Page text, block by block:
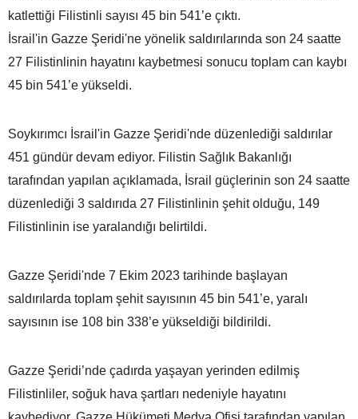
katlettiği Filistinli sayısı 45 bin 541’e çıktı.
İsrail'in Gazze Şeridi'ne yönelik saldırılarında son 24 saatte
27 Filistinlinin hayatını kaybetmesi sonucu toplam can kaybı
45 bin 541’e yükseldi.
Soykırımcı İsrail'in Gazze Şeridi'nde düzenlediği saldırılar
451 gündür devam ediyor. Filistin Sağlık Bakanlığı
tarafından yapılan açıklamada, İsrail güçlerinin son 24 saatte
düzenlediği 3 saldırıda 27 Filistinlinin şehit olduğu, 149
Filistinlinin ise yaralandığı belirtildi.
Gazze Şeridi'nde 7 Ekim 2023 tarihinde başlayan
saldırılarda toplam şehit sayısının 45 bin 541’e, yaralı
sayısının ise 108 bin 338’e yükseldiği bildirildi.
Gazze Şeridi’nde çadırda yaşayan yerinden edilmiş
Filistinliler, soğuk hava şartları nedeniyle hayatını